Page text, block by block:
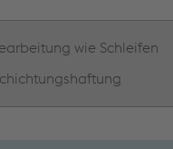
wie Schleifen